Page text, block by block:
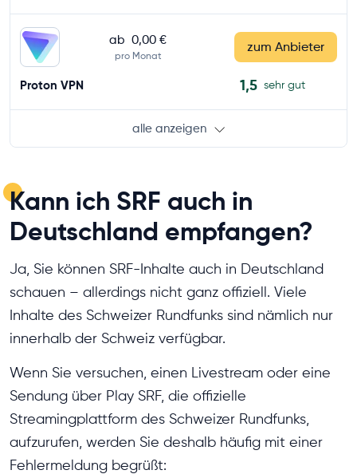
ab 0,00 €
pro Monat
zum Anbieter
Proton VPN 1,5 sehr gut
alle anzeigen
Kann ich SRF auch in
Deutschland empfangen?
Ja, Sie können SRF-Inhalte auch in Deutschland
schauen – allerdings nicht ganz offiziell. Viele
Inhalte des Schweizer Rundfunks sind nämlich nur
innerhalb der Schweiz verfügbar.
Wenn Sie versuchen, einen Livestream oder eine
Sendung über Play SRF, die offizielle
Streamingplattform des Schweizer Rundfunks,
aufzurufen, werden Sie deshalb häufig mit einer
Fehlermeldung begrüßt: